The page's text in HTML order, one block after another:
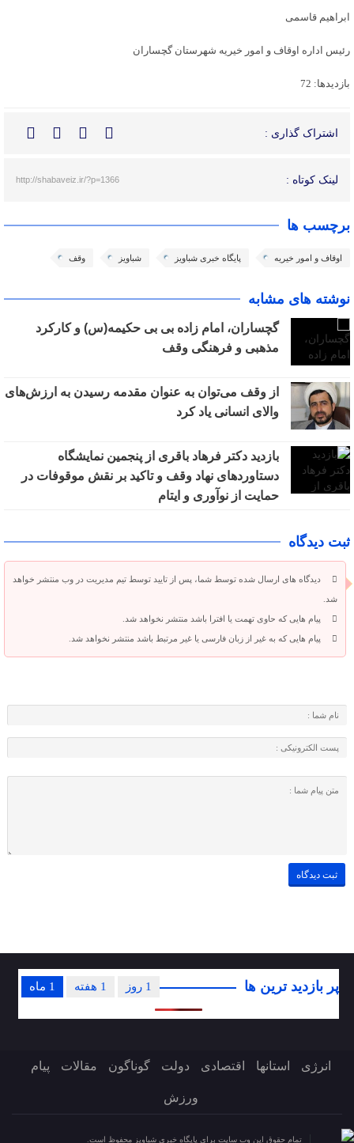
ابراهیم قاسمی
رئیس اداره اوقاف و امور خیریه شهرستان گچساران
بازدیدها: 72
اشتراک گذاری :
لینک کوتاه : http://shabaveiz.ir/?p=1366
برچسب ها
اوقاف و امور خیریه پایگاه خبری شباویز شباویز وقف
نوشته های مشابه
گچساران، امام زاده بی بی حکیمه(س) و کارکرد
مذهبی و فرهنگی وقف
از وقف می‌توان به عنوان مقدمه رسیدن به ارزش‌های
والای انسانی یاد کرد
بازدید دکتر فرهاد باقری از پنجمین نمایشگاه
دستاوردهای نهاد وقف و تاکید بر نقش موقوفات در
حمایت از نوآوری و ایتام
ثبت دیدگاه
دیدگاه های ارسال شده توسط شما، پس از تایید توسط تیم مدیریت در وب منتشر خواهد
شد.
پیام هایی که حاوی تهمت یا افترا باشد منتشر نخواهد شد.
پیام هایی که به غیر از زبان فارسی یا غیر مرتبط باشد منتشر نخواهد شد.
پر بازدید ترین ها 1 ماه 1 هفته 1 روز
انرژی استانها اقتصادی دولت گوناگون مقالات پیام
ورزش
تمام حقوق این وب سایت برای پایگاه خبری شباویز محفوظ است.